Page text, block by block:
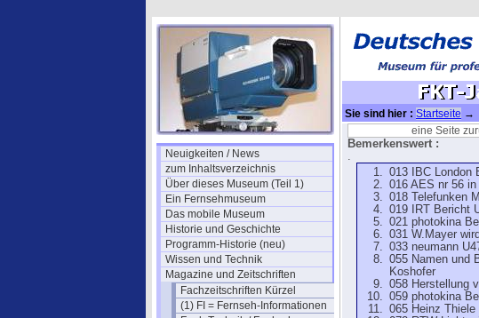
Neuigkeiten / News
zum Inhaltsverzeichnis
Über dieses Museum (Teil 1)
Ein Fernsehmuseum
Das mobile Museum
Historie und Geschichte
Programm-Historie (neu)
Wissen und Technik
Magazine und Zeitschriften
Fachzeitschriften Kürzel
(1) FI = Fernseh-Informationen
Sie sind hier : Startseite →
Jahrgang 1977 -okeine Seite
Bemerkenswert :
.
013 IBC London
016 AES nr 56 in
018 Telefunken
019 IRT Bericht
021 photokina
031 W.Mayer
033 neumann
055 Namen und
Koshofer
058 Herstellung
059 photokina
065 Heinz